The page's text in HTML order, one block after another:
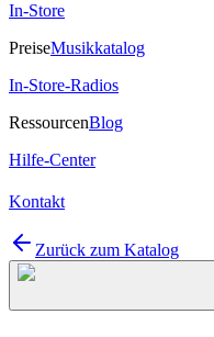
In-Store
PreiseMusikkatalog
In-Store-Radios
RessourcenBlog
Hilfe-Center
Kontakt
Zurück zum Katalog